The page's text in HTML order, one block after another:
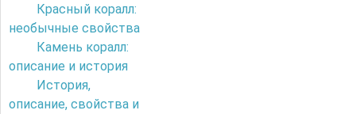
Красный коралл:
необычные свойства
Камень коралл:
описание и история
История,
описание, свойства и